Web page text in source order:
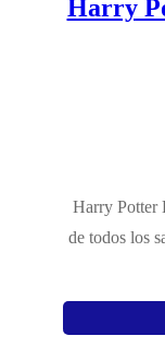
Harry
Harry Potter
de todos los